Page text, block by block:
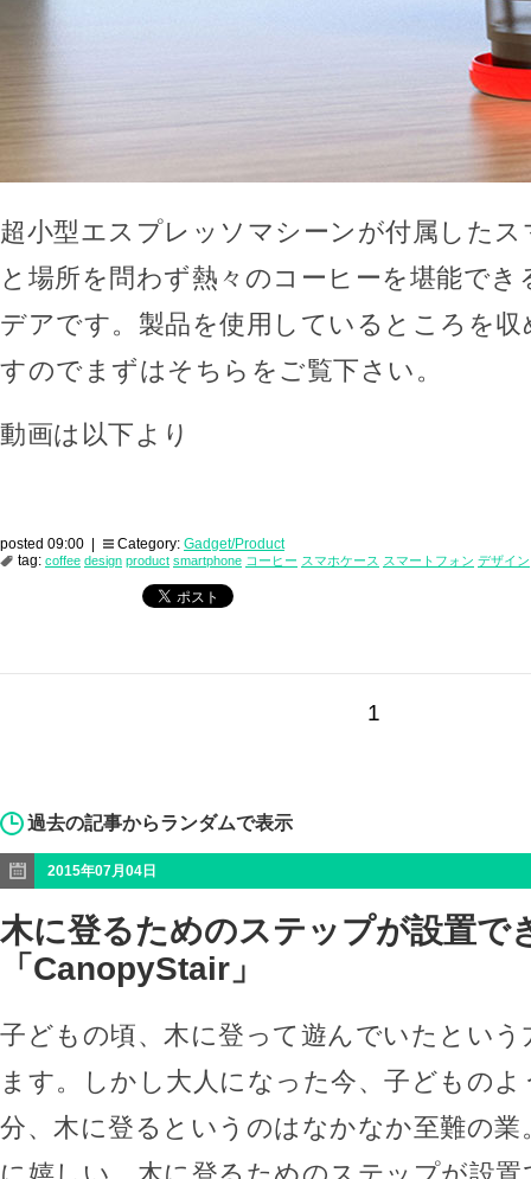
超小型エスプレッソマシーンが付属した
と場所を問わず熱々のコーヒーを堪能で
デアです。製品を使用しているところを
すのでまずはそちらをご覧下さい。
動画は以下より
posted 09:00 | Category: Gadget/Product
tag: coffee design product smartphone コーヒー スマホケース スマートフォン デザイン
1
過去の記事からランダムで表示
2015年07月04日
木に登るためのステップが設置で
「CanopyStair」
子どもの頃、木に登って遊んでいたとい
ます。しかし大人になった今、子どもの
分、木に登るというのはなかなか至難の業